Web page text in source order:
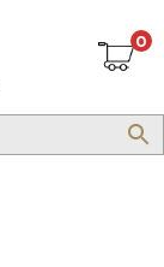
0